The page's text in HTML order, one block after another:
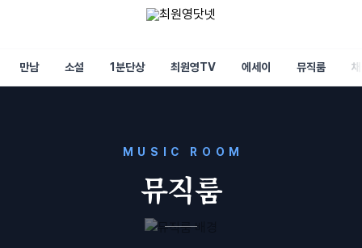
만남 소설 1분단상 최원영TV 에세이 뮤직룸
MUSIC ROOM
뮤직룸